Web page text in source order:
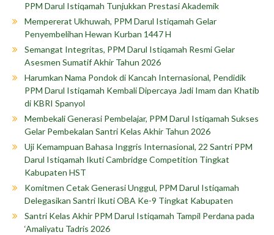
PPM Darul Istiqamah Tunjukkan Prestasi Akademik
Mempererat Ukhuwah, PPM Darul Istiqamah Gelar
Penyembelihan Hewan Kurban 1447 H
Semangat Integritas, PPM Darul Istiqamah Resmi Gelar
Asesmen Sumatif Akhir Tahun 2026
Harumkan Nama Pondok di Kancah Internasional, Pendidik
PPM Darul Istiqamah Kembali Dipercaya Jadi Imam dan Khatib
di KBRI Spanyol
Membekali Generasi Pembelajar, PPM Darul Istiqamah Sukses
Gelar Pembekalan Santri Kelas Akhir Tahun 2026
Uji Kemampuan Bahasa Inggris Internasional, 22 Santri PPM
Darul Istiqamah Ikuti Cambridge Competition Tingkat
Kabupaten HST
Komitmen Cetak Generasi Unggul, PPM Darul Istiqamah
Delegasikan Santri Ikuti OBA Ke-9 Tingkat Kabupaten
Santri Kelas Akhir PPM Darul Istiqamah Tampil Perdana pada
‘Amaliyatu Tadris 2026